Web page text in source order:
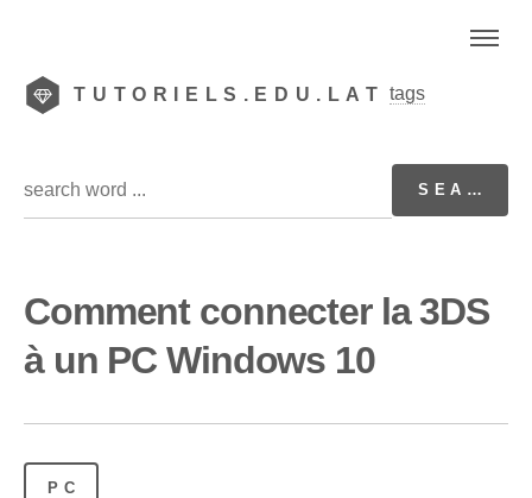
TUTORIELS.EDU.LAT tags
Comment connecter la 3DS
à un PC Windows 10
PC